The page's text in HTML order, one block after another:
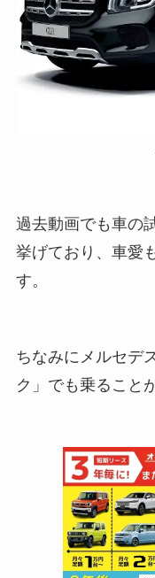
過去動画でも車の
挙げており、車愛
す。
ちなみにメルセデ
ク」でも乗ること